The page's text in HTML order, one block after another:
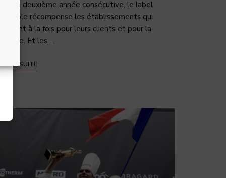
Pour la deuxième année consécutive, le label
Écotable récompense les établissements qui
œuvrent à la fois pour leurs clients et pour la
planète. Et les …
LA SUITE